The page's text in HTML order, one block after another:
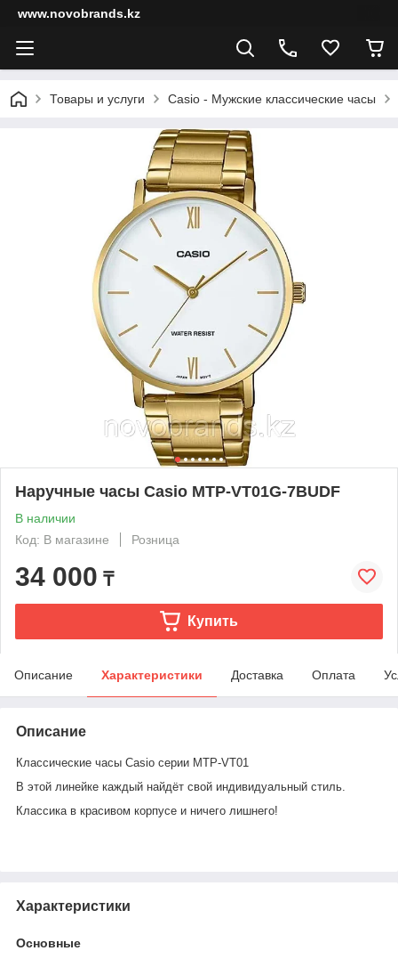
www.novobrands.kz
Товары и услуги Casio - Мужские классические часы
Наручные часы Casio MTP-VT01G-7BUDF
В наличии
Код: В магазине
Розница
34 000 ₸
Купить
Описание Характеристики Доставка Оплата
Описание
Классические часы Casio серии MTP-VT01
В этой линейке каждый найдёт свой индивидуальный стиль.
Классика в красивом корпусе и ничего лишнего!
Характеристики
Основные